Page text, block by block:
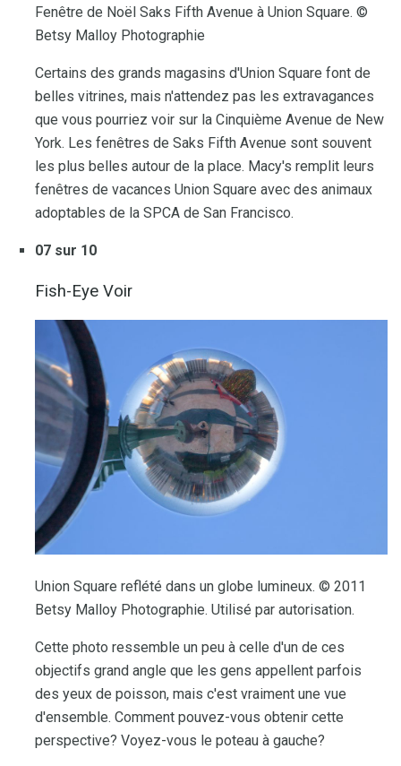
Fenêtre de Noël Saks Fifth Avenue à Union Square. ©
Betsy Malloy Photographie
Certains des grands magasins d'Union Square font de
belles vitrines, mais n'attendez pas les extravagances
que vous pourriez voir sur la Cinquième Avenue de New
York. Les fenêtres de Saks Fifth Avenue sont souvent
les plus belles autour de la place. Macy's remplit leurs
fenêtres de vacances Union Square avec des animaux
adoptables de la SPCA de San Francisco.
07 sur 10
Fish-Eye Voir
Union Square reflété dans un globe lumineux. © 2011
Betsy Malloy Photographie. Utilisé par autorisation.
Cette photo ressemble un peu à celle d'un de ces
objectifs grand angle que les gens appellent parfois
des yeux de poisson, mais c'est vraiment une vue
d'ensemble. Comment pouvez-vous obtenir cette
perspective? Voyez-vous le poteau à gauche?